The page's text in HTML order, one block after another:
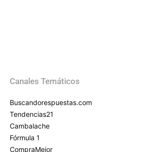
Canales Temáticos
Buscandorespuestas.com
Tendencias21
Cambalache
Fórmula 1
CompraMejor